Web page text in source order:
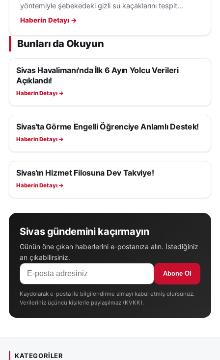
yöntemiyle şebekedeki gizli su kaçaklarını tespit
ederek su kayıplarının önüne geçiyor.
Haberin Detayı →
Bunları da Okuyun
SIVAS HABERLERI
Sivas Havalimanı'nda İlk 6 Ayın Yolcu Verileri
Açıklandı!
Haberin Detayı →
SIVAS HABERLERI
Sivas'ta Görme Engelli Öğrenciye Anlamlı Destek!
Haberin Detayı →
SIVAS HABERLERI
Sivas'ın Hizmet Filosuna Dev Takviye!
Haberin Detayı →
Sivas gündemini kaçırmayın
Günün öne çıkan haberlerini e-postanıza alın. İstediğiniz
an çıkabilirsiniz.
Abone Ol
Kaydolarak e-posta ile bilgilendirme almayı kabul etmiş olursunuz.
Verileriniz üçüncü kişilerle paylaşılmaz (KVKK).
KATEGORILER